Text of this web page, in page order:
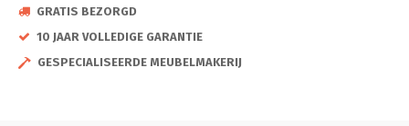
GRATIS BEZORGD
10 JAAR VOLLEDIGE GARANTIE
GESPECIALISEERDE MEUBELMAKERIJ